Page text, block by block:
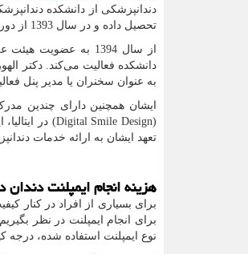
تحصیل داده و در سال 1393 از دوره تخصصی همان دانشکده فارغ‌التحصیل شده است.
دانشکده فعالیت می‌کند. دکتر
به عنوان سخنران یا مدیر پنل
ایشان همچنین دارای چندین
(Digital Smile Design) در
تعهد ایشان به ارائه خدمات
هزینه انجام ایمپلنت
برای بسیاری از افراد در کنار
برای انجام ایمپلنت در نظر
نوع ایمپلنت استفاده شده،